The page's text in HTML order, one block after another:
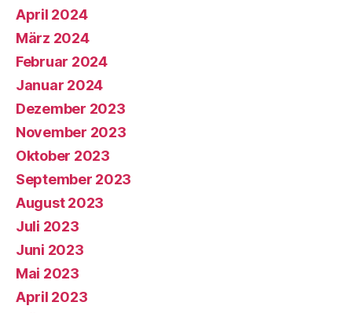
April 2024
März 2024
Februar 2024
Januar 2024
Dezember 2023
November 2023
Oktober 2023
September 2023
August 2023
Juli 2023
Juni 2023
Mai 2023
April 2023